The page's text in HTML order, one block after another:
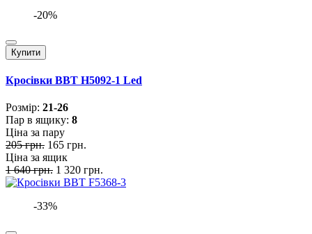
-20%
Купити
Кросівки BBT H5092-1 Led
Розмiр: 21-26
Пар в ящику: 8
Ціна за пару
205 грн. 165 грн.
Ціна за ящик
1 640 грн. 1 320 грн.
-33%